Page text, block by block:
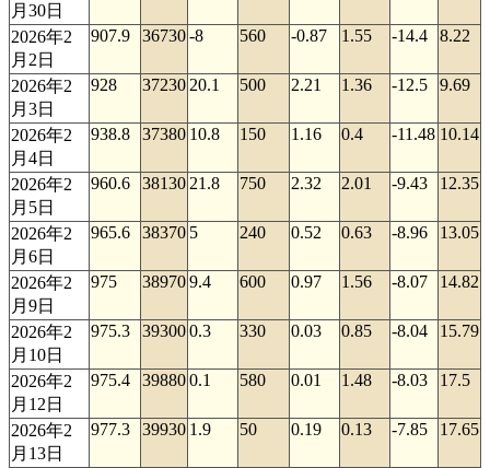
月30日
2026年2
月2日
907.9 36730-8 560 -0.87 1.55 -14.4 8.22
2026年2
月3日
928 37230 20.1 500 2.21 1.36 -12.5 9.69
2026年2
月4日
938.8 37380 10.8 150 1.16 0.4 -11.48 10.14
2026年2
月5日
960.6 38130 21.8 750 2.32 2.01 -9.43 12.35
2026年2
月6日
965.6 38370 5 240 0.52 0.63 -8.96 13.05
2026年2
月9日
975 389709.4 600 0.97 1.56 -8.07 14.82
2026年2
月10日
975.3 393000.3 330 0.03 0.85 -8.04 15.79
2026年2
月12日
975.4 398800.1 580 0.01 1.48 -8.03 17.5
2026年2
月13日
977.3 39930 1.9 50 0.19 0.13 -7.85 17.65